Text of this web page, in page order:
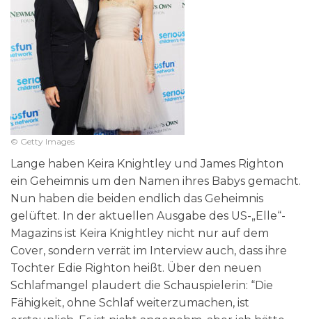
© Getty Images
Lange haben Keira Knightley und James Righton
ein Geheimnis um den Namen ihres Babys gemacht.
Nun haben die beiden endlich das Geheimnis
gelüftet. In der aktuellen Ausgabe des US-„Elle“-
Magazins ist Keira Knightley nicht nur auf dem
Cover, sondern verrät im Interview auch, dass ihre
Tochter Edie Righton heißt. Über den neuen
Schlafmangel plaudert die Schauspielerin: “Die
Fähigkeit, ohne Schlaf weiterzumachen, ist